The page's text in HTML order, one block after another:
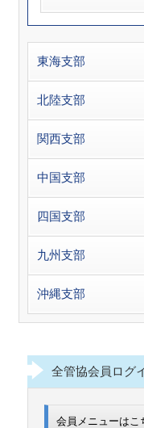
東海支部
北陸支部
関西支部
中国支部
四国支部
九州支部
沖縄支部
全管協会員ログ
会員メニューはこ